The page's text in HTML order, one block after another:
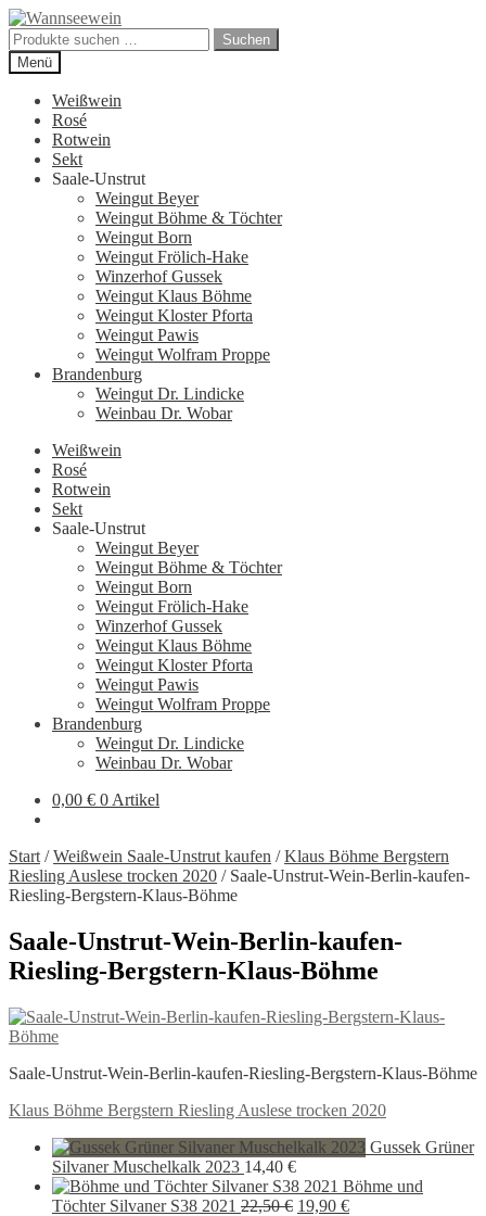
Zur
Navigation
springen
Zum
Inhalt
springen
Suchen
nach:
Suchen
Menü
Weißwein
Rosé
Rotwein
Sekt
Saale-Unstrut
Weingut Beyer
Weingut Böhme & Töchter
Weingut Born
Weingut Frölich-Hake
Winzerhof Gussek
Weingut Klaus Böhme
Weingut Kloster Pforta
Weingut Pawis
Weingut Wolfram Proppe
Brandenburg
Weingut Dr. Lindicke
Weinbau Dr. Wobar
Weißwein
Rosé
Rotwein
Sekt
Saale-Unstrut
Weingut Beyer
Weingut Böhme & Töchter
Weingut Born
Weingut Frölich-Hake
Winzerhof Gussek
Weingut Klaus Böhme
Weingut Kloster Pforta
Weingut Pawis
Weingut Wolfram Proppe
Brandenburg
Weingut Dr. Lindicke
Weinbau Dr. Wobar
0,00 € 0 Artikel
Start /Weißwein Saale-Unstrut kaufen /Klaus Böhme Bergstern
Riesling Auslese trocken 2020 / Saale-Unstrut-Wein-Berlin-kaufen-
Riesling-Bergstern-Klaus-Böhme
Saale-Unstrut-Wein-Berlin-kaufen-
Riesling-Bergstern-Klaus-Böhme
Saale-Unstrut-Wein-Berlin-kaufen-Riesling-Bergstern-Klaus-Böhme
Beitragsnavigation
Vorheriger
Klaus Böhme Bergstern Riesling Auslese trocken 2020
Gussek Grüner
Silvaner Muschelkalk 2023 14,40 €
Böhme und
Töchter Silvaner S38 2021 22,50€ Ursprünglicher
19,90 €Aktueller